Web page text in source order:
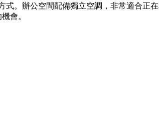
。辦公空間配備獨立空調，非常適合
會。